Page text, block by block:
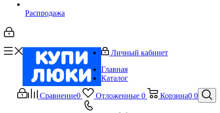
Распродажа
Сравнение0 Отложенные 0 Корзина0 0
Личный кабинет
Главная
Каталог